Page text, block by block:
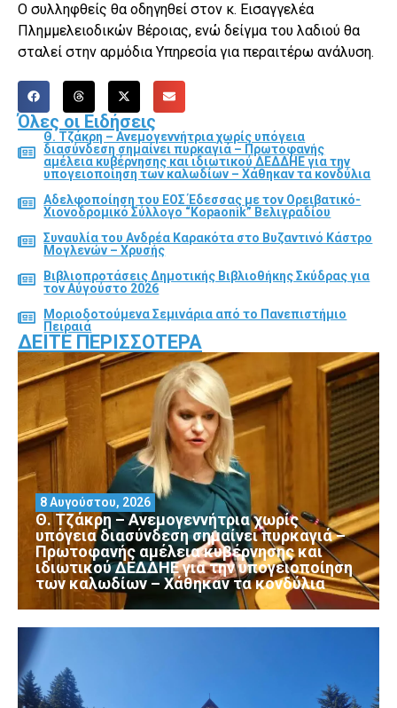
Ο συλληφθείς θα οδηγηθεί στον κ. Εισαγγελέα
Πλημμελειοδικών Βέροιας, ενώ δείγμα του λαδιού θα
σταλεί στην αρμόδια Υπηρεσία για περαιτέρω ανάλυση.
Όλες οι Ειδήσεις
Θ. Τζάκρη – Ανεμογεννήτρια χωρίς υπόγεια
διασύνδεση σημαίνει πυρκαγιά – Πρωτοφανής
αμέλεια κυβέρνησης και ιδιωτικού ΔΕΔΔΗΕ για την
υπογειοποίηση των καλωδίων – Χάθηκαν τα κονδύλια
Αδελφοποίηση του ΕΟΣ Έδεσσας με τον Ορειβατικό-
Χιονοδρομικό Σύλλογο “Kopaonik” Βελιγραδίου
Συναυλία του Ανδρέα Καρακότα στο Βυζαντινό Κάστρο
Μογλενών – Χρυσής
Βιβλιοπροτάσεις Δημοτικής Βιβλιοθήκης Σκύδρας για
τον Αύγούστο 2026
Μοριοδοτούμενα Σεμινάρια από το Πανεπιστήμιο
Πειραιά
ΔΕΊΤΕ ΠΕΡΙΣΣΌΤΕΡΑ
Θ. Τζάκρη – Ανεμογεννήτρια χωρίς
υπόγεια διασύνδεση σημαίνει πυρκαγιά –
Πρωτοφανής αμέλεια κυβέρνησης και
ιδιωτικού ΔΕΔΔΗΕ για την υπογειοποίηση
των καλωδίων – Χάθηκαν τα κονδύλια
8 Αυγούστου, 2026